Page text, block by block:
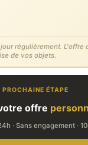
régulièrement. L'offre
de vos objets.
PROCHAINE ÉTAPE
offre
· Sans engagement ·